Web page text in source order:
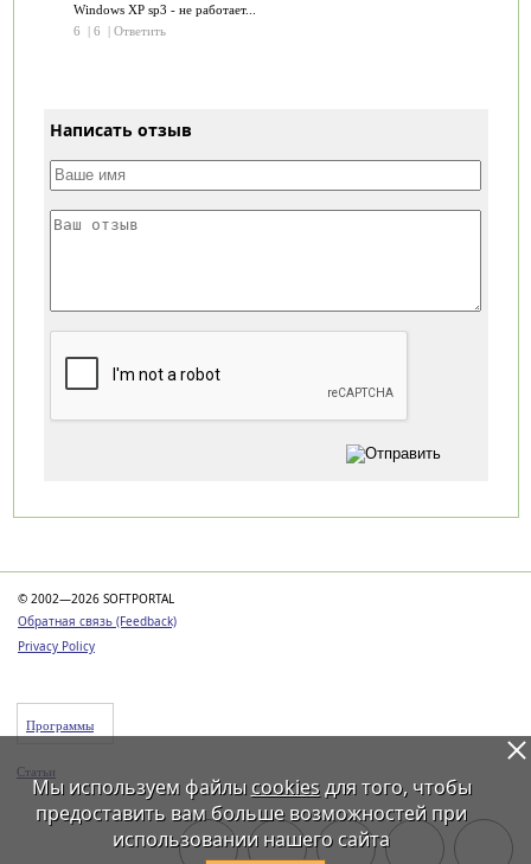
Windows XP sp3 - не работает...
6
| 6 | Ответить
Написать отзыв
© 2002—2026 SOFTPORTAL
Обратная связь (Feedback)
Privacy Policy
Программы
Статьи
Мы используем файлы cookiesдля того, чтобы
предоставить вам больше возможностей при
использовании нашего сайта